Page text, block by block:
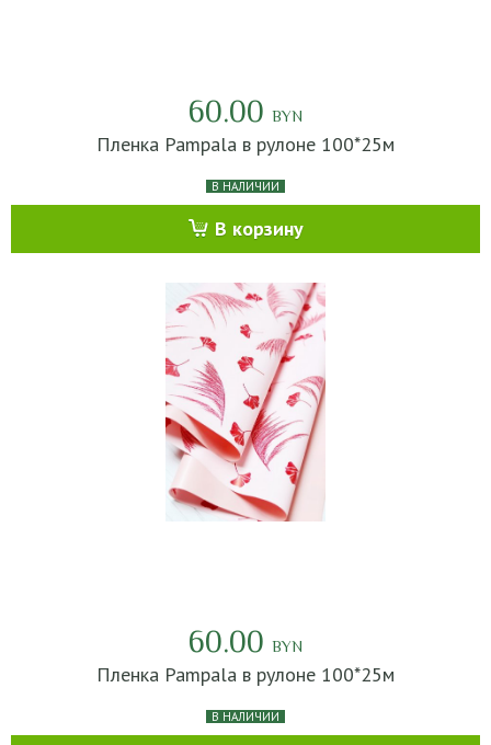
60.00 BYN
Пленка Pampala в рулоне 100*25м
В НАЛИЧИИ
В корзину
60.00 BYN
Пленка Pampala в рулоне 100*25м
В НАЛИЧИИ